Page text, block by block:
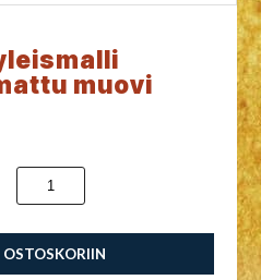
muovi
OSTOSKORIIN